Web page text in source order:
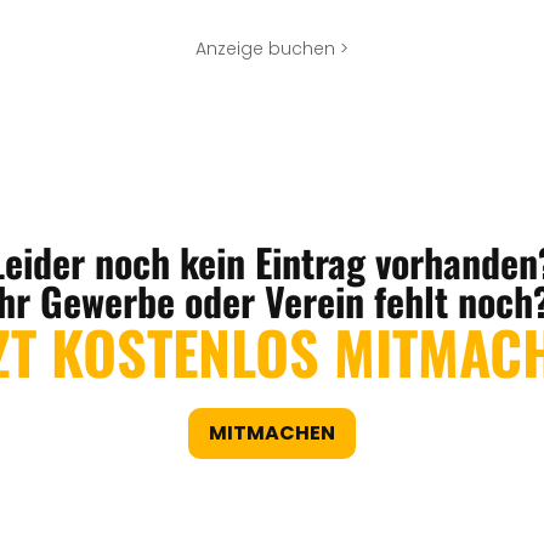
Anzeige buchen >
noch kein Eintrag
Gewerbe oder Verein fehlt
KOSTENLOS
MITMACHEN